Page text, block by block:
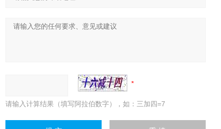
请输入计算结果（填写阿拉伯数字），如：三加四=7